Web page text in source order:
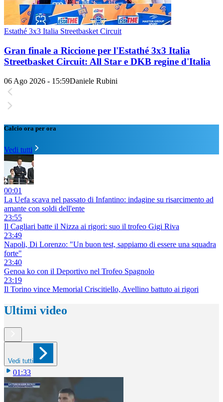
Estathé 3x3 Italia Streetbasket Circuit
Gran finale a Riccione per l'Estathé 3x3 Italia
Streetbasket Circuit: All Star e DKB regine d'Italia
06 Ago 2026 - 15:59Daniele Rubini
Calcio ora per ora
Vedi tutti
00:01
La Uefa scava nel passato di Infantino: indagine su risarcimento ad
amante con soldi dell'ente
23:55
Il Cagliari batte il Nizza ai rigori: suo il trofeo Gigi Riva
23:49
Napoli, Di Lorenzo: "Un buon test, sappiamo di essere una squadra
forte"
23:40
Genoa ko con il Deportivo nel Trofeo Spagnolo
23:19
Il Torino vince Memorial Criscitiello, Avellino battuto ai rigori
Ultimi video
Vedi tutti
01:33